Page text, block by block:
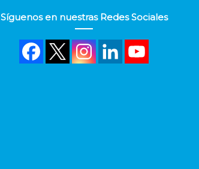
Síguenos en nuestras Redes Sociales